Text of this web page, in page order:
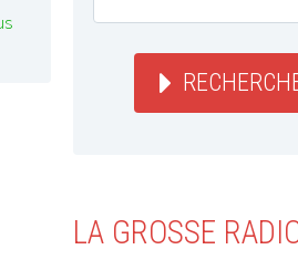
LA GROSSE